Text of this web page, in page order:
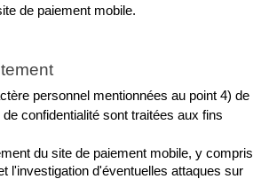
de paiement mobile.
personnel mentionnées au point 4) de
de confidentialité sont traitées aux fins
du site de paiement mobile, y compris
l'investigation d'éventuelles attaques sur